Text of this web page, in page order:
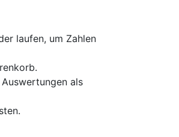
laufen, um Zahlen
als